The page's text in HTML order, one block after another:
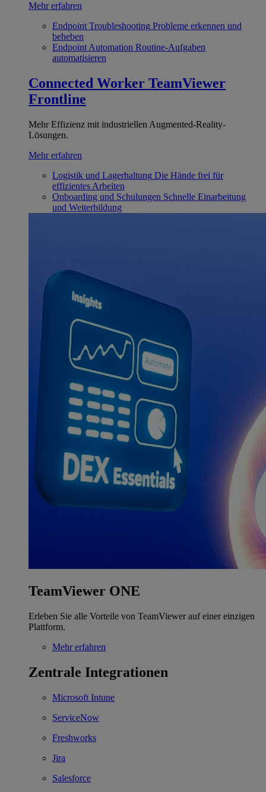
Mehr erfahren
Endpoint Troubleshooting Probleme erkennen und
beheben
Endpoint Automation Routine-Aufgaben
automatisieren
Connected Worker TeamViewer
Frontline
Mehr Effizienz mit industriellen Augmented-Reality-
Lösungen.
Mehr erfahren
Logistik und Lagerhaltung Die Hände frei für
effizientes Arbeiten
Onboarding und Schulungen Schnelle Einarbeitung
und Weiterbildung
TeamViewer ONE
Erleben Sie alle Vorteile von TeamViewer auf einer einzigen
Plattform.
Mehr erfahren
Zentrale Integrationen
Microsoft Intune
ServiceNow
Freshworks
Jira
Salesforce